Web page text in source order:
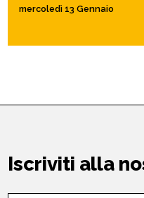
mercoledì 13 Gennaio
Iscriviti alla